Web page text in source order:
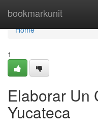
bookmarkunit
Home
Home
1
Elaborar Un
Yucateca